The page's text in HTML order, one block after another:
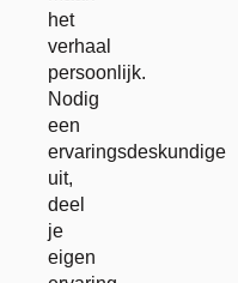
het
verhaal
persoonlijk.
Nodig
een
ervaringsdeskundige
uit,
deel
je
eigen